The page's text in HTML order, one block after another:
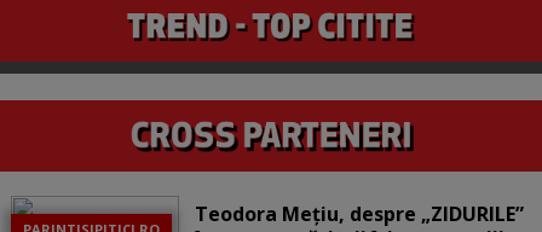
Teodora Mețiu, despre „ZIDURILE”